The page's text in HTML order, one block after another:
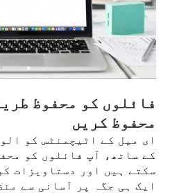
فائلوں کو محفوظ
محفوظ کریں
ای میل کے اٹیچمنٹس کو
کے ساتھ، آپ فائلوں کو
سکتے ہیں اور دستاویزات
ایک ہی جگہ پر آسانی سے